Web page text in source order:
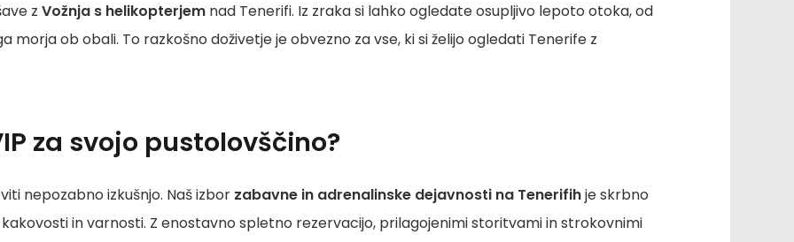
z Vožnja s helikopterjem nad Tenerifi. Iz zraka si lahko ogledate osupljivo lepoto otoka, od
ob obali. To razkošno doživetje je obvezno za vse, ki si želijo ogledati Tenerife z
za svojo pustolovščino?
nepozabno izkušnjo. Naš izbor zabavne in adrenalinske dejavnosti na Tenerifihje skrbno
in varnosti. Z enostavno spletno rezervacijo, prilagojenimi storitvami in strokovnimi